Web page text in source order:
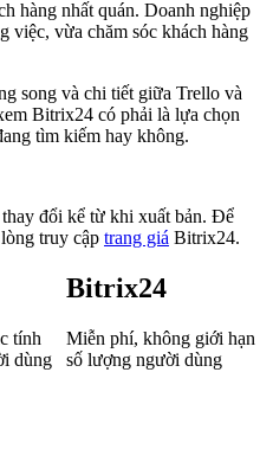
hàng nhất quán. Doanh nghiệp
việc, vừa chăm sóc khách hàng
song và chi tiết giữa Trello và
Bitrix24 có phải là lựa chọn
tìm kiếm hay không.
đổi kể từ khi xuất bản. Để
truy cập trang giá Bitrix24.
Bitrix24
tính
dùng
Miễn phí, không giới hạn
số lượng người dùng